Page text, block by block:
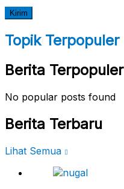
Topik Terpopuler
Berita Terpopuler
No popular posts found
Berita Terbaru
Lihat Semua